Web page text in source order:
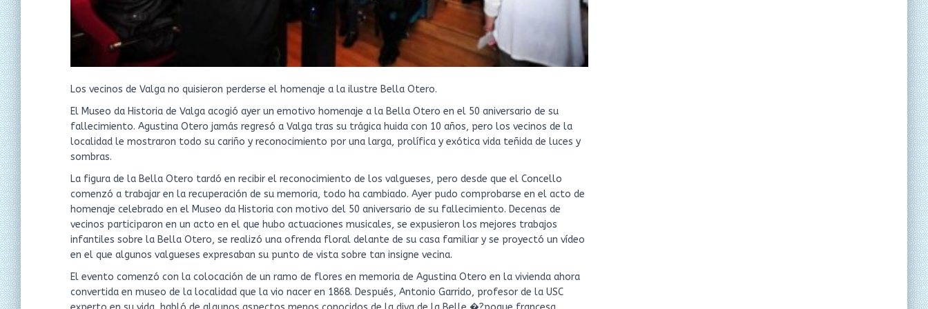
Los vecinos de Valga no quisieron perderse el homenaje a la ilustre Bella Otero.
El Museo da Historia de Valga acogió ayer un emotivo homenaje a la Bella Otero en el 50 aniversario de su
fallecimiento. Agustina Otero jamás regresó a Valga tras su trágica huida con 10 años, pero los vecinos de la
localidad le mostraron todo su cariño y reconocimiento por una larga, prolífica y exótica vida teñida de luces y
sombras.
La figura de la Bella Otero tardó en recibir el reconocimiento de los valgueses, pero desde que el Concello
comenzó a trabajar en la recuperación de su memoria, todo ha cambiado. Ayer pudo comprobarse en el acto de
homenaje celebrado en el Museo da Historia con motivo del 50 aniversario de su fallecimiento. Decenas de
vecinos participaron en un acto en el que hubo actuaciones musicales, se expusieron los mejores trabajos
infantiles sobre la Bella Otero, se realizó una ofrenda floral delante de su casa familiar y se proyectó un vídeo
en el que algunos valgueses expresaban su punto de vista sobre tan insigne vecina.
El evento comenzó con la colocación de un ramo de flores en memoria de Agustina Otero en la vivienda ahora
convertida en museo de la localidad que la vio nacer en 1868. Después, Antonio Garrido, profesor de la USC